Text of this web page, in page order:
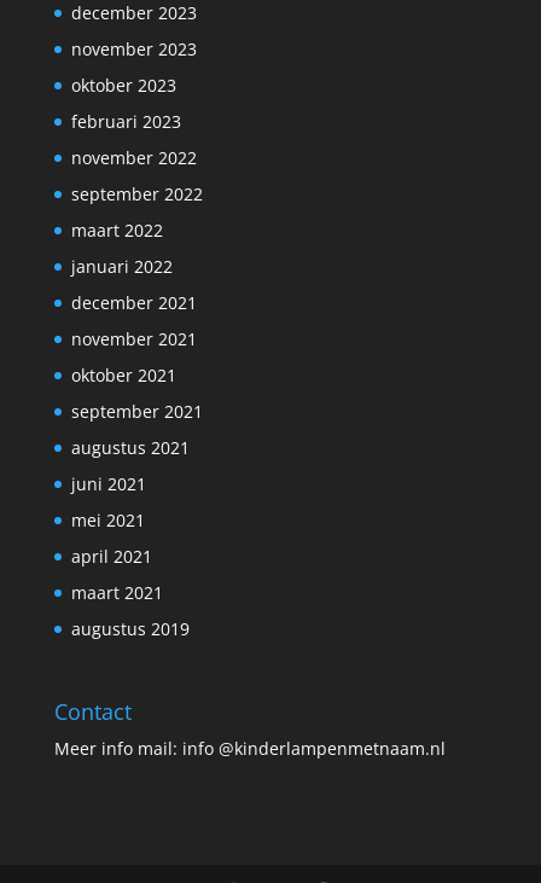
december 2023
november 2023
oktober 2023
februari 2023
november 2022
september 2022
maart 2022
januari 2022
december 2021
november 2021
oktober 2021
september 2021
augustus 2021
juni 2021
mei 2021
april 2021
maart 2021
augustus 2019
Contact
Meer info mail: info @kinderlampenmetnaam.nl